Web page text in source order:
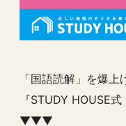
「国語読解」を爆上
『STUDY HOUSE
▼▼▼